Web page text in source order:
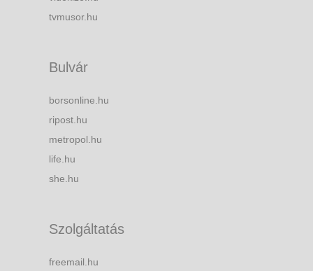
tvmusor.hu
Bulvár
borsonline.hu
ripost.hu
metropol.hu
life.hu
she.hu
Szolgáltatás
freemail.hu